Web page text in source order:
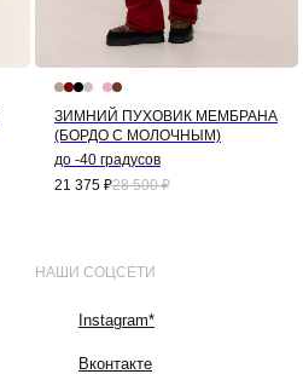
ЗИМНИЙ ПУХОВИК МЕМБРАНА
(БОРДО С МОЛОЧНЫМ)
до -40 градусов
21 375 ₽28 500 ₽
НАШИ СОЦСЕТИ
Instagram*
Вконтакте